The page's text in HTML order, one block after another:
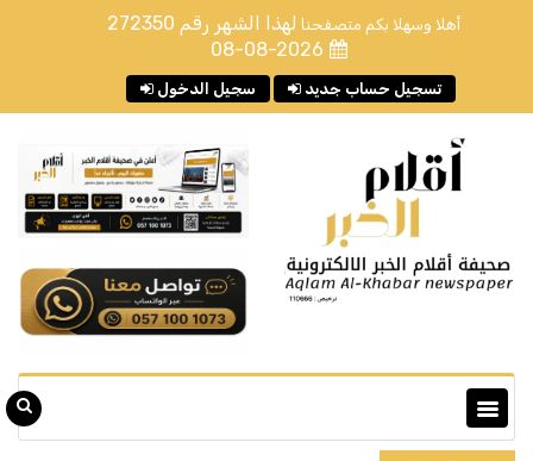
أهلا وسهلا بكم متصفحنا لهذا الشهر رقم 272350
08-08-2026
سجيل الدخول تسجيل حساب جديد